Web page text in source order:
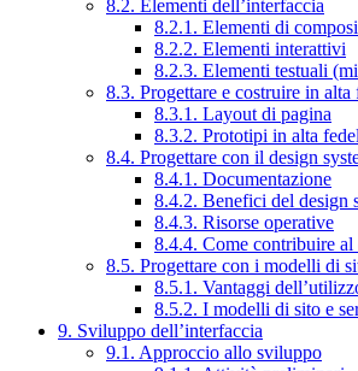
8.2. Elementi dell’interfaccia
8.2.1. Elementi di
8.2.2. Elementi interattivi
8.2.3. Elementi testuali
8.3. Progettare e costruire in alta
8.3.1. Layout di pagina
8.3.2. Prototipi in alta
8.4. Progettare con il design
8.4.1. Documentazione
8.4.2. Benefici del design
8.4.3. Risorse operative
8.4.4. Come contribuire al
8.5. Progettare con i modelli di
8.5.1. Vantaggi
8.5.2. I modelli di sito e
9. Sviluppo dell’interfaccia
9.1. Approccio allo sviluppo